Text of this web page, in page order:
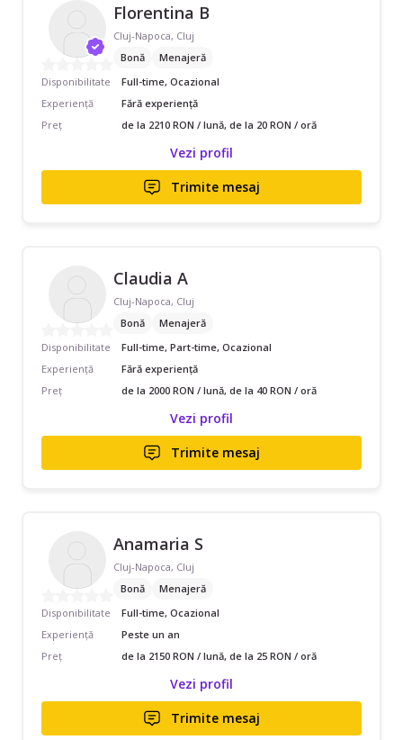
Florentina B
Cluj-Napoca, Cluj
Bonă
Menajeră
Disponibilitate
Full-time, Ocazional
Experiență
Fără experiență
Preț
de la 2210 RON / lună, de la 20 RON / oră
Vezi profil
Trimite mesaj
Claudia A
Cluj-Napoca, Cluj
Bonă
Menajeră
Disponibilitate
Full-time, Part-time, Ocazional
Experiență
Fără experiență
Preț
de la 2000 RON / lună, de la 40 RON / oră
Vezi profil
Trimite mesaj
Anamaria S
Cluj-Napoca, Cluj
Bonă
Menajeră
Disponibilitate
Full-time, Ocazional
Experiență
Peste un an
Preț
de la 2150 RON / lună, de la 25 RON / oră
Vezi profil
Trimite mesaj